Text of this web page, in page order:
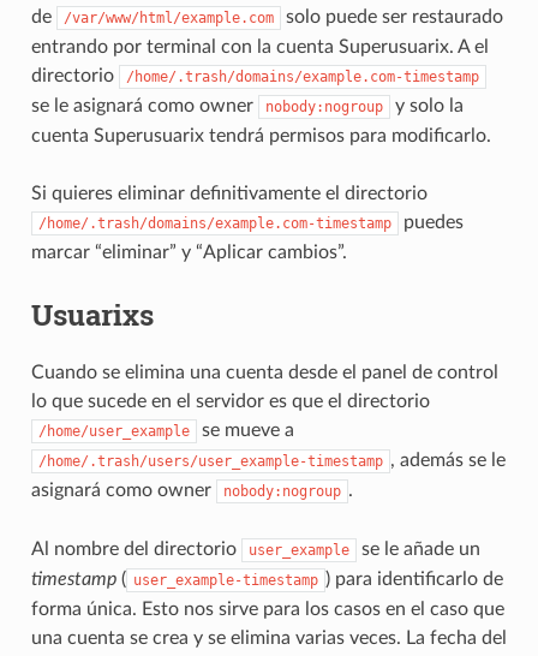
de
/var/www/html/example.com
solo puede ser restaurado
entrando por terminal con la cuenta Superusuarix. A el
directorio
/home/.trash/domains/example.com-timestamp
se le asignará como owner nobody:nogroup
y solo la
cuenta Superusuarix tendrá permisos para modificarlo.
Si quieres eliminar definitivamente el directorio
/home/.trash/domains/example.com-timestamp
puedes
marcar “eliminar” y “Aplicar cambios”.
Usuarixs
Cuando se elimina una cuenta desde el panel de control
lo que sucede en el servidor es que el directorio
/home/user_example se mueve a
/home/.trash/users/user_example-timestamp , además se le
asignará como owner
nobody:nogroup .
Al nombre del directorio user_example
se le añade un
timestamp( user_example-timestamp ) para identificarlo de
forma única. Esto nos sirve para los casos en el caso que
una cuenta se crea y se elimina varias veces. La fecha del